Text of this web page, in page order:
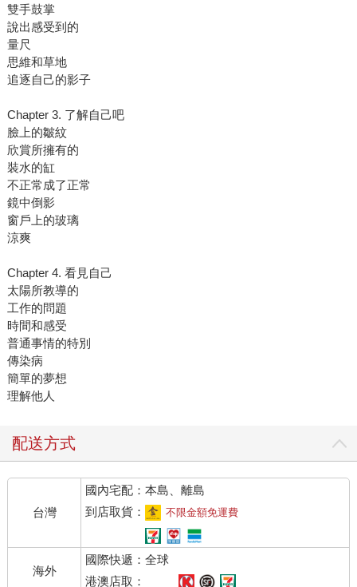
雙手鼓掌
說出感受到的
量尺
思維和草地
追逐自己的影子
Chapter 3. 了解自己吧
臉上的皺紋
欣賞所擁有的
裝水的缸
不正常成了正常
鏡中倒影
窗戶上的玻璃
涼爽
Chapter 4. 看見自己
太陽所教導的
工作的問題
時間和感受
普通事情的特別
傳染病
簡單的夢想
理解他人
配送方式
台灣
國內宅配：本島、離島
到店取貨：
不限金額免運費
海外
國際快遞：全球
港澳店取：